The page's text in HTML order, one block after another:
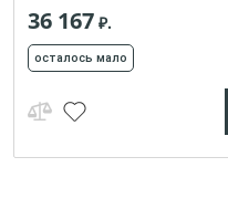
36 167 ₽.
осталось мало